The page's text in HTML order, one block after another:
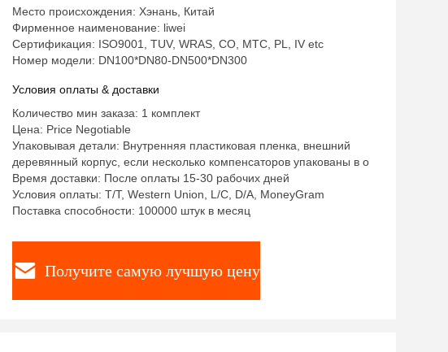
Место происхождения: Хэнань, Китай
Фирменное наименование: liwei
Сертификация: ISO9001, TUV, WRAS, CO, MTC, PL, IV etc
Номер модели: DN100*DN80-DN500*DN300
Условия оплаты & доставки
Количество мин заказа: 1 комплект
Цена: Price Negotiable
Упаковывая детали: Внутренняя пластиковая пленка, внешний
деревянный корпус, если несколько компенсаторов упакованы в о
Время доставки: После оплаты 15-30 рабочих дней
Условия оплаты: T/T, Western Union, L/C, D/A, MoneyGram
Поставка способности: 100000 штук в месяц
Получите самую лучшую цену